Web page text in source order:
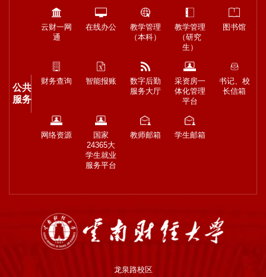
公共
服务
云财一网
通
在线办公
教学管理
（本科）
教学管理
（研究
生）
图书馆
财务查询 智能报账
数字后勤
服务大厅
采资房一
体化管理
平台
书记、校
长信箱
网络资源
国家
24365大
学生就业
服务平台
教师邮箱 学生邮箱
龙泉路校区